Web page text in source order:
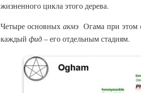
жизненного цикла этого дерева.
Четыре основных акмэОгама при этом
каждый фид– его отдельным стадиям.